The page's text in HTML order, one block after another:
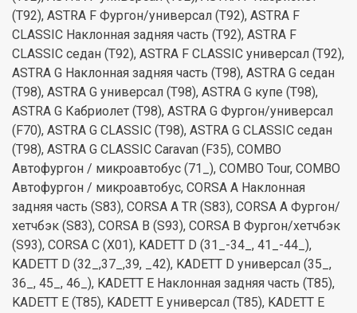
(T92), ASTRA F Фургон/универсал (T92), ASTRA F
CLASSIC Наклонная задняя часть (T92), ASTRA F
CLASSIC седан (T92), ASTRA F CLASSIC универсал (T92),
ASTRA G Наклонная задняя часть (T98), ASTRA G седан
(T98), ASTRA G универсал (T98), ASTRA G купе (T98),
ASTRA G Кабриолет (T98), ASTRA G Фургон/универсал
(F70), ASTRA G CLASSIC (T98), ASTRA G CLASSIC седан
(T98), ASTRA G CLASSIC Caravan (F35), COMBO
Автофургон / микроавтобус (71_), COMBO Tour, COMBO
Автофургон / микроавтобус, CORSA A Наклонная
задняя часть (S83), CORSA A TR (S83), CORSA A Фургон/
хетчбэк (S83), CORSA B (S93), CORSA B Фургон/хетчбэк
(S93), CORSA C (X01), KADETT D (31_-34_, 41_-44_),
KADETT D (32_,37_,39, _42), KADETT D универсал (35_,
36_, 45_, 46_), KADETT E Наклонная задняя часть (T85),
KADETT E (T85), KADETT E универсал (T85), KADETT E